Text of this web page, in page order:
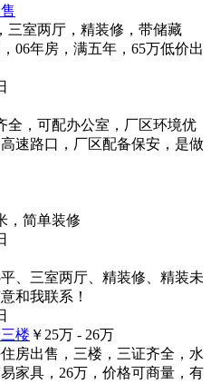
三室两厅，精装修，带储藏
06年房，满五年，65万低价出
全，可配办公室，厂区环境优
速路口，厂区配备保安，是做
，简单装修
、三室两厅、精装修、精装未
和我联系！
楼 ￥25万 - 26万
房出售，三楼，三证齐全，水
家具，26万，价格可商量，有